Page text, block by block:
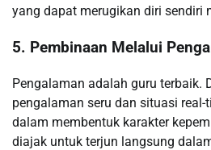
yang dapat merugikan diri sendiri
5. Pembinaan Melalui
Pengalaman adalah guru terbaik.
pengalaman seru dan situasi real-
dalam membentuk karakter
diajak untuk terjun langsung